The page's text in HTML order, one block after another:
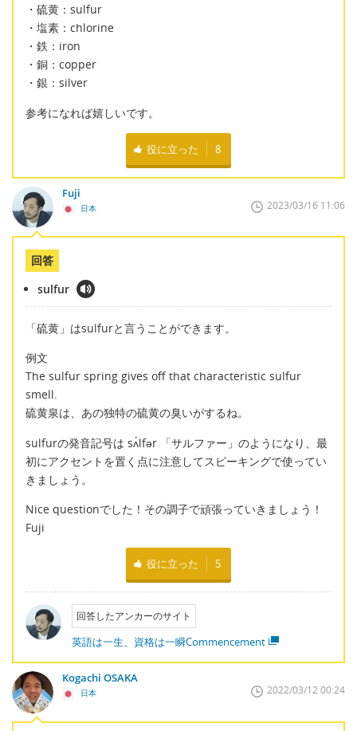
・硫黄：sulfur
・塩素：chlorine
・鉄：iron
・銅：copper
・銀：silver
参考になれば嬉しいです。
役に立った 8
Fuji
日本 2023/03/16 11:06
回答
sulfur
「硫黄」はsulfurと言うことができます。
例文
The sulfur spring gives off that characteristic sulfur
smell.
硫黄泉は、あの独特の硫黄の臭いがするね。
sulfurの発音記号は sʌ́lfər 「サルファー」のようになり、最
初にアクセントを置く点に注意してスピーキングで使ってい
きましょう。
Nice questionでした！その調子で頑張っていきましょう！
Fuji
役に立った 5
回答したアンカーのサイト
英語は一生、資格は一瞬Commencement
Kogachi OSAKA
日本 2022/03/12 00:24